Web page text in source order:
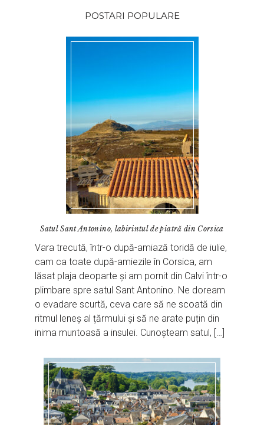
POSTARI POPULARE
Satul Sant Antonino, labirintul de piatră din Corsica
Vara trecută, într-o după-amiază toridă de iulie,
cam ca toate după-amiezile în Corsica, am
lăsat plaja deoparte și am pornit din Calvi într-o
plimbare spre satul Sant Antonino. Ne doream
o evadare scurtă, ceva care să ne scoată din
ritmul leneș al țărmului și să ne arate puțin din
inima muntoasă a insulei. Cunoșteam satul, […]